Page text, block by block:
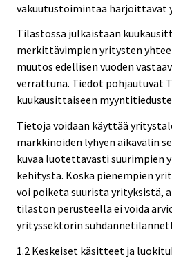
vakuutustoimintaa harjoittavat
Tilastossa julkaistaan
merkittävimpien yritysten
muutos edellisen vuoden
verrattuna. Tiedot pohjautuvat
kuukausittaiseen
Tietoja voidaan käyttää
markkinoiden lyhyen aikavälin
kuvaa luotettavasti suurimpien
kehitystä. Koska pienempien
voi poiketa suurista yrityksistä,
tilaston perusteella ei voida
yrityssektorin
1.2 Keskeiset käsitteet ja